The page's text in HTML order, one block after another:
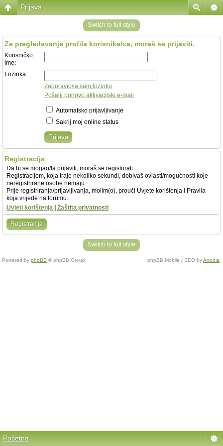
Prijava
Switch to full style
Za pregledavanje profila korisnika/ca, moraš se prijaviti.
Korisničko
ime:
Lozinka:
Zaboravio/la sam lozinku
Pošalji ponovo aktivacijski e-mail
Automatsko prijavljivanje
Sakrij moj online status
Registracija
Da bi se mogao/la prijaviti, moraš se registrirati.
Registracijom, koja traje nekoliko sekundi, dobivaš ovlasti/mogućnosti koje
neregistrirane osobe nemaju.
Prije registriranja/prijavljivanja, molim(o), prouči Uvjete korištenja i Pravila
koja vrijede na forumu.
Uvjeti korištenja
Zaštita privatnosti
Registracija
Switch to full style
Powered by phpBB © phpBB Group. phpBB Mobile / SEO byArtodia
Početna